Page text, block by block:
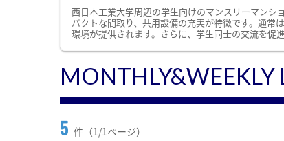
西日本工業大学周辺の学生向けのマンスリーマン
パクトな間取り、共用設備の充実が特徴です。通常
環境が提供されます。さらに、学生同士の交流を促
MONTHLY&WEEKLY
5 件（1/1ページ）